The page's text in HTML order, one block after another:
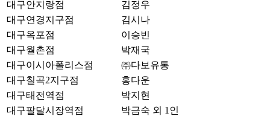
대구안지랑점
김정우
대구연경지구점
김시나
대구옥포점
이승빈
대구월촌점
박재국
대구이시아폴리스점
㈜다보유통
대구칠곡2지구점
홍다운
대구태전역점
박지현
대구팔달시장역점
박금숙 외 1인